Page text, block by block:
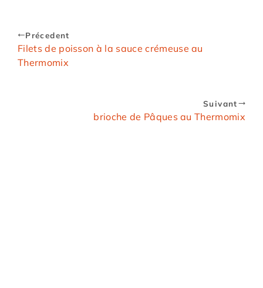
Précedent
Filets de poisson à la sauce crémeuse au
Thermomix
Suivant
brioche de Pâques au Thermomix